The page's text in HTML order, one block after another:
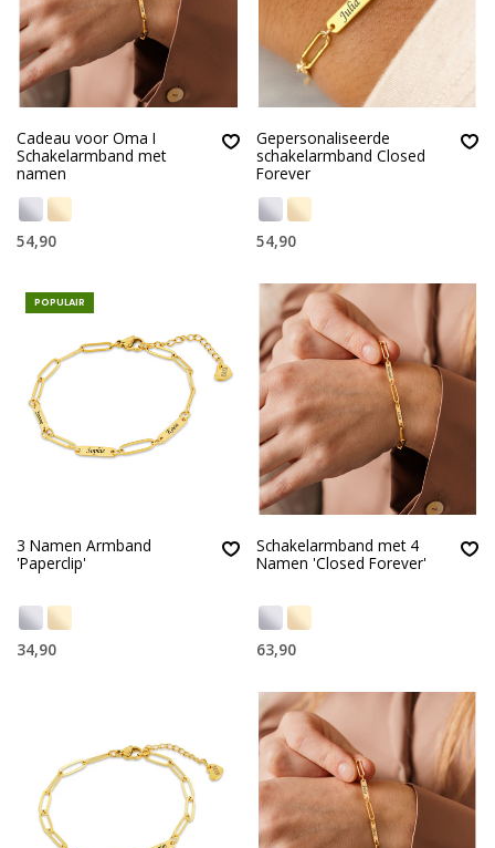
Cadeau voor Oma I
Schakelarmband met
namen
54,90
Gepersonaliseerde
schakelarmband Closed
Forever
54,90
POPULAIR
3 Namen Armband
'Paperclip'
34,90
Schakelarmband met 4
Namen 'Closed Forever'
63,90